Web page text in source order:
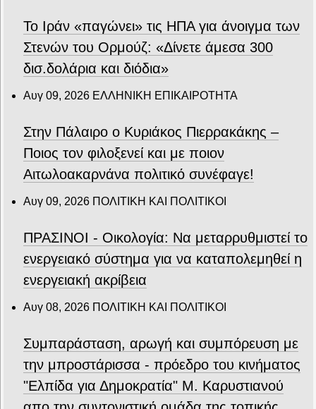
Το Ιράν «παγώνει» τις ΗΠΑ για άνοιγμα των
Στενών του Ορμούζ: «Δίνετε άμεσα 300
δισ.δολάρια και διόδια»
Αυγ 09, 2026 ΕΛΛΗΝΙΚΗ ΕΠΙΚΑΙΡΟΤΗΤΑ
Στην Πάλαιρο ο Κυριάκος Πιερρακάκης –
Ποιος τον φιλοξενεί και με ποιον
Αιτωλοακαρνάνα πολιτικό συνέφαγε!
Αυγ 09, 2026 ΠΟΛΙΤΙΚΗ ΚΑΙ ΠΟΛΙΤΙΚΟΙ
ΠΡΑΣΙΝΟΙ - Οικολογία: Να μεταρρυθμιστεί το
ενεργειακό σύστημα για να καταπολεμηθεί η
ενεργειακή ακρίβεια
Αυγ 08, 2026 ΠΟΛΙΤΙΚΗ ΚΑΙ ΠΟΛΙΤΙΚΟΙ
Συμπαράσταση, αρωγή και συμπόρευση με
την μπροστάρισσα - πρόεδρο του κινήματος
"Ελπίδα για Δημοκρατία" Μ. Καρυστιανού